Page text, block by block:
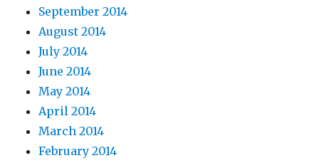
September 2014
August 2014
July 2014
June 2014
May 2014
April 2014
March 2014
February 2014